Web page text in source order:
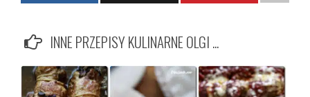
INNE PRZEPISY KULINARNE OLGI ...